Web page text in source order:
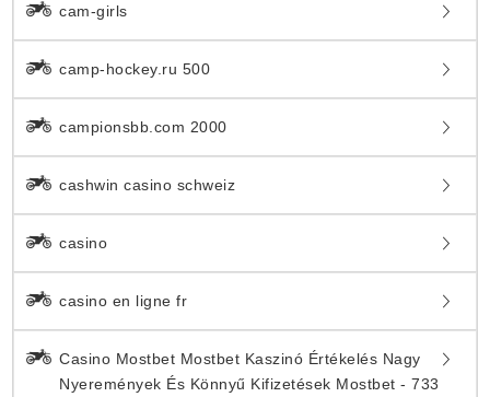
cam-girls
camp-hockey.ru 500
campionsbb.com 2000
cashwin casino schweiz
casino
casino en ligne fr
Casino Mostbet Mostbet Kaszinó Értékelés Nagy
Nyeremények És Könnyű Kifizetések Mostbet - 733